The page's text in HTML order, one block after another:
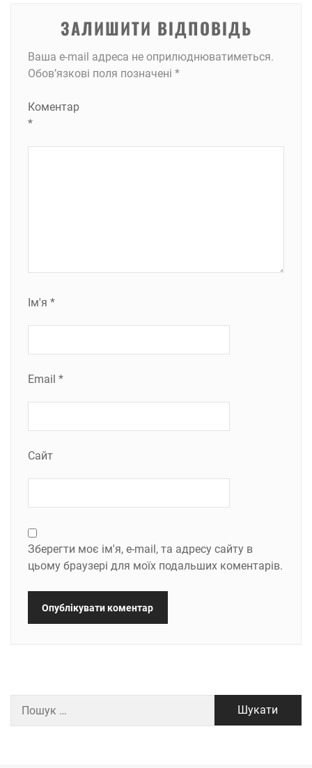
ЗАЛИШИТИ ВІДПОВІДЬ
Ваша e-mail адреса не оприлюднюватиметься.
Обов’язкові поля позначені *
Коментар
*
Ім'я *
Email *
Сайт
Зберегти моє ім'я, e-mail, та адресу сайту в
цьому браузері для моїх подальших коментарів.